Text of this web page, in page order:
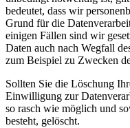
bedeutet, dass wir
Grund für die
einigen Fällen sind wir
Daten auch nach Wegfall
zum Beispiel zu Zwecken
Sollten Sie die Löschung
Einwilligung zur
so rasch wie möglich und
besteht, gelöscht.